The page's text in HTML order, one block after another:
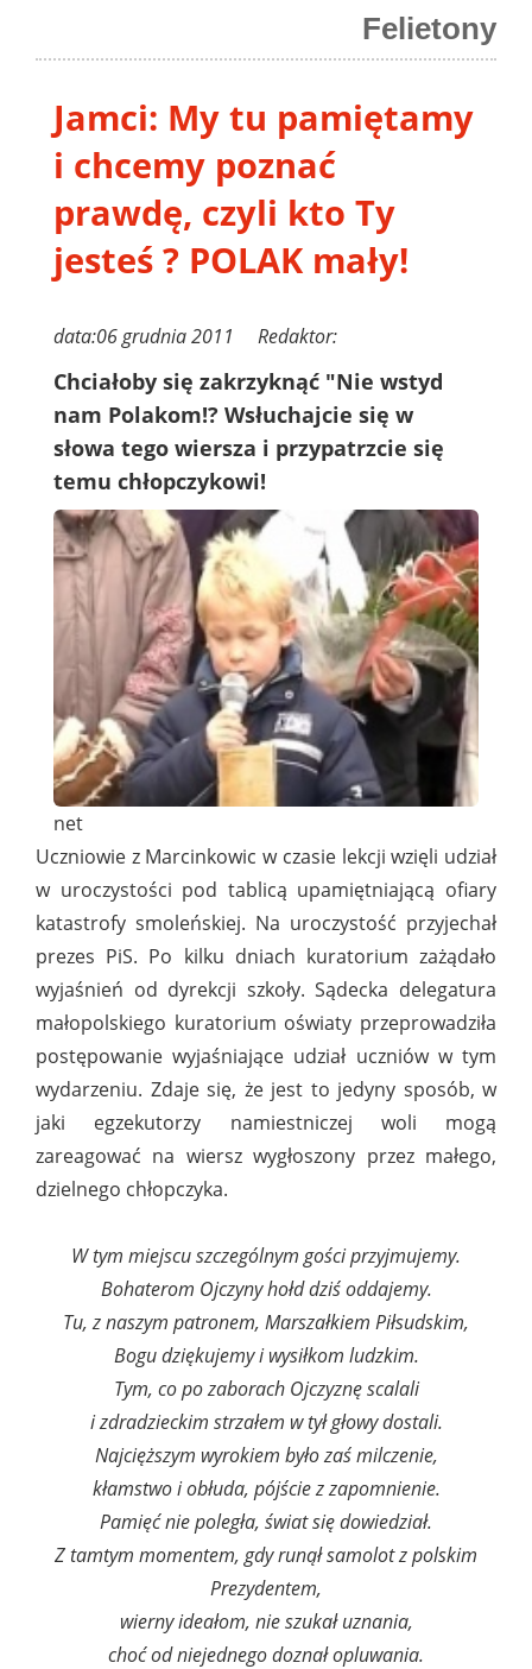
Felietony
Jamci: My tu pamiętamy
i chcemy poznać
prawdę, czyli kto Ty
jesteś ? POLAK mały!
data:06 grudnia 2011 Redaktor:
Chciałoby się zakrzyknąć "Nie wstyd
nam Polakom!? Wsłuchajcie się w
słowa tego wiersza i przypatrzcie się
temu chłopczykowi!
net
Uczniowie z Marcinkowic w czasie lekcji wzięli udział
w uroczystości pod tablicą upamiętniającą ofiary
katastrofy smoleńskiej. Na uroczystość przyjechał
prezes PiS. Po kilku dniach kuratorium zażądało
wyjaśnień od dyrekcji szkoły. Sądecka delegatura
małopolskiego kuratorium oświaty przeprowadziła
postępowanie wyjaśniające udział uczniów w tym
wydarzeniu. Zdaje się, że jest to jedyny sposób, w
jaki egzekutorzy namiestniczej woli mogą
zareagować na wiersz wygłoszony przez małego,
dzielnego chłopczyka.
W tym miejscu szczególnym gości przyjmujemy.
Bohaterom Ojczyny hołd dziś oddajemy.
Tu, z naszym patronem, Marszałkiem Piłsudskim,
Bogu dziękujemy i wysiłkom ludzkim.
Tym, co po zaborach Ojczyznę scalali
i zdradzieckim strzałem w tył głowy dostali.
Najcięższym wyrokiem było zaś milczenie,
kłamstwo i obłuda, pójście z zapomnienie.
Pamięć nie poległa, świat się dowiedział.
Z tamtym momentem, gdy runął samolot z polskim
Prezydentem,
wierny ideałom, nie szukał uznania,
choć od niejednego doznał opluwania.